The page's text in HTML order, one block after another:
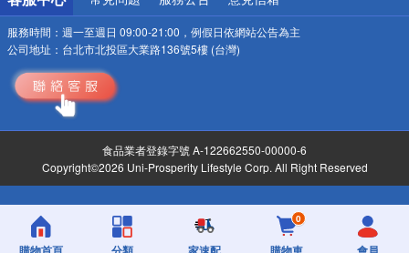
服務時間： 週一至週日 09:00-21:00，例假日依網站公告為主
公司地址： 台北市北投區大業路136號5樓 (台灣)
食品業者登錄字號 A-122662550-00000-6
Copyright©2026 Uni-Prosperity Lifestyle Corp. All Right Reserved
0